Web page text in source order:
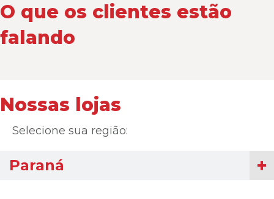
O que os clientes estão
falando
Nossas lojas
Selecione sua região:
Paraná